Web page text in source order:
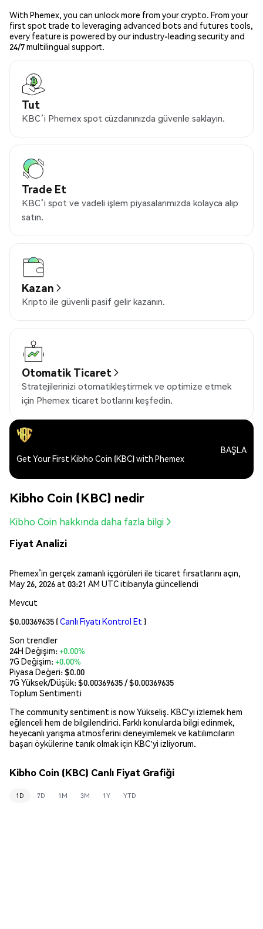
With Phemex, you can unlock more from your crypto. From your
first spot trade to leveraging advanced bots and futures tools,
every feature is powered by our industry-leading security and
24/7 multilingual support.
Tut
KBC’i Phemex spot cüzdanınızda güvenle saklayın.
Trade Et
KBC’i spot ve vadeli işlem piyasalarımızda kolayca alıp
satın.
Kazan
Kripto ile güvenli pasif gelir kazanın.
Otomatik Ticaret
Stratejilerinizi otomatikleştirmek ve optimize etmek
için Phemex ticaret botlarını keşfedin.
Get Your First Kibho Coin (KBC) with Phemex
BAŞLA
Kibho Coin (KBC) nedir
Kibho Coin hakkında daha fazla bilgi
Fiyat Analizi
Phemex’in gerçek zamanlı içgörüleri ile ticaret fırsatlarını açın,
May 26, 2026 at 03:21 AM UTC itibarıyla güncellendi
Mevcut
$0.00369635 (Canlı Fiyatı Kontrol Et )
Son trendler
24H Değişim:+0.00%
7G Değişim:+0.00%
Piyasa Değeri:$0.00
7G Yüksek/Düşük: $0.00369635/ $0.00369635
Toplum Sentimenti
The community sentiment is now Yükseliş. KBC'yi izlemek hem
eğlenceli hem de bilgilendirici. Farklı konularda bilgi edinmek,
heyecanlı yarışma atmosferini deneyimlemek ve katılımcıların
başarı öykülerine tanık olmak için KBC'yi izliyorum.
Kibho Coin (KBC) Canlı Fiyat Grafiği
1D 7D 1M 3M 1Y YTD